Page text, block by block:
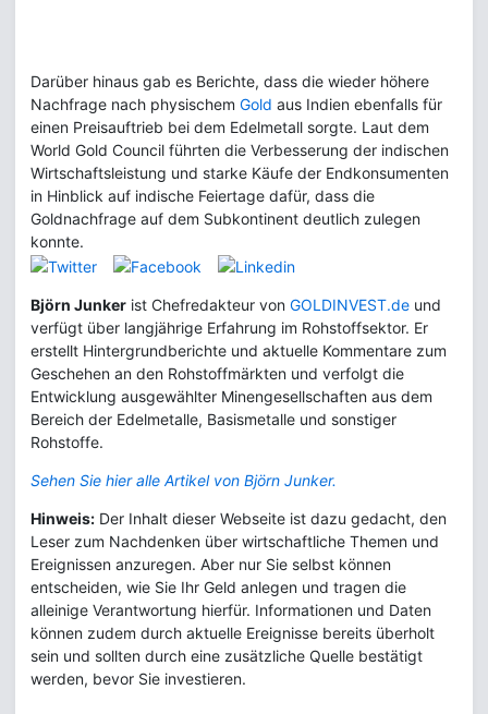
Darüber hinaus gab es Berichte, dass die wieder höhere
Nachfrage nach physischem Gold aus Indien ebenfalls für
einen Preisauftrieb bei dem Edelmetall sorgte. Laut dem
World Gold Council führten die Verbesserung der indischen
Wirtschaftsleistung und starke Käufe der Endkonsumenten
in Hinblick auf indische Feiertage dafür, dass die
Goldnachfrage auf dem Subkontinent deutlich zulegen
konnte.
Björn Junker ist Chefredakteur von GOLDINVEST.de und
verfügt über langjährige Erfahrung im Rohstoffsektor. Er
erstellt Hintergrundberichte und aktuelle Kommentare zum
Geschehen an den Rohstoffmärkten und verfolgt die
Entwicklung ausgewählter Minengesellschaften aus dem
Bereich der Edelmetalle, Basismetalle und sonstiger
Rohstoffe.
Sehen Sie hier alle Artikel von Björn Junker.
Hinweis: Der Inhalt dieser Webseite ist dazu gedacht, den
Leser zum Nachdenken über wirtschaftliche Themen und
Ereignissen anzuregen. Aber nur Sie selbst können
entscheiden, wie Sie Ihr Geld anlegen und tragen die
alleinige Verantwortung hierfür. Informationen und Daten
können zudem durch aktuelle Ereignisse bereits überholt
sein und sollten durch eine zusätzliche Quelle bestätigt
werden, bevor Sie investieren.